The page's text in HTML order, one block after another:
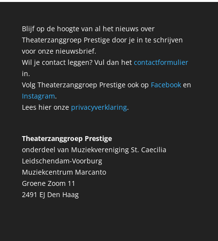
Blijf op de hoogte van al het nieuws over
Theaterzanggroep Prestige door je in te schrijven
voor onze nieuwsbrief.
Wil je contact leggen? Vul dan het contactformulier
in.
Volg Theaterzanggroep Prestige ook op Facebooken
Instagram.
Lees hier onze privacyverklaring.
Theaterzanggroep Prestige
onderdeel van Muziekvereniging St. Caecilia
Leidschendam-Voorburg
Muziekcentrum Marcanto
Groene Zoom 11
2491 EJ Den Haag